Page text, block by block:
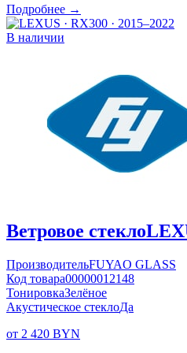
Подробнее →
В наличии
Ветровое стекло
ПроизводительFUYAO GLASS
Код товара00000012148
ТонировкаЗелёное
Акустическое стеклоДа
от 2 420 BYN